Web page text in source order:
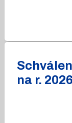
na r. 2026